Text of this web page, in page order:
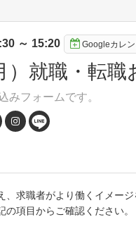
～ 15:20 Googleカレ
）就職・転
みフォームです。
、求職者がより働くイメージ
項目からご確認ください。